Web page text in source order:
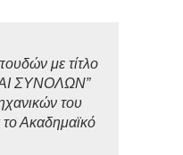
με τίτλο
ΣΥΝΟΛΩΝ”
του
Ακαδημαϊκό